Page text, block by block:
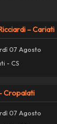
– Cariati
07 Agosto
- CS
Cropalati
07 Agosto